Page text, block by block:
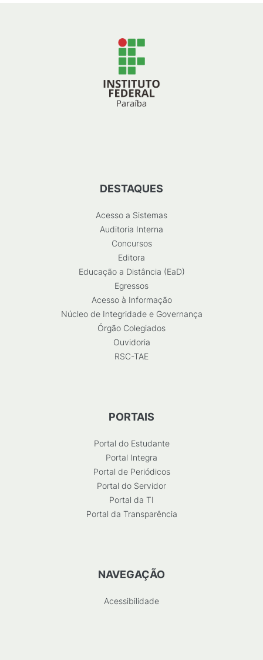
DESTAQUES
Acesso a Sistemas
Auditoria Interna
Concursos
Editora
Educação a Distância (EaD)
Egressos
Acesso à Informação
Núcleo de Integridade e Governança
Órgão Colegiados
Ouvidoria
RSC-TAE
PORTAIS
Portal do Estudante
Portal Integra
Portal de Periódicos
Portal do Servidor
Portal da TI
Portal da Transparência
NAVEGAÇÃO
Acessibilidade